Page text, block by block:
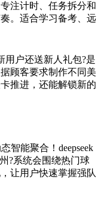
注计时、任务拆分和
。适合学习备考、远
用户还送新人礼包?是
顾客要求制作不同美
推进，还能解锁新的
智能聚合！deepseek
?系统会围绕热门球
让用户快速掌握强队